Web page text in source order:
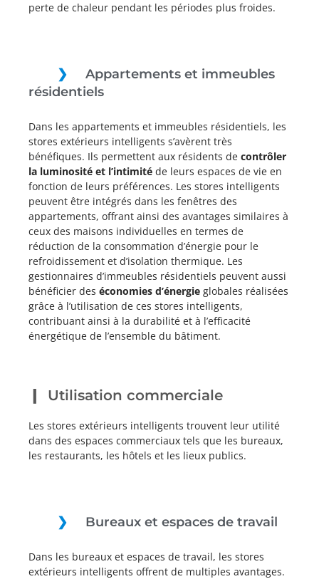
perte de chaleur pendant les périodes plus froides.
Appartements et immeubles
résidentiels
Dans les appartements et immeubles résidentiels, les
stores extérieurs intelligents s’avèrent très
bénéfiques. Ils permettent aux résidents de contrôler
la luminosité et l’intimité de leurs espaces de vie en
fonction de leurs préférences. Les stores intelligents
peuvent être intégrés dans les fenêtres des
appartements, offrant ainsi des avantages similaires à
ceux des maisons individuelles en termes de
réduction de la consommation d’énergie pour le
refroidissement et d’isolation thermique. Les
gestionnaires d’immeubles résidentiels peuvent aussi
bénéficier des économies d’énergie globales réalisées
grâce à l’utilisation de ces stores intelligents,
contribuant ainsi à la durabilité et à l’efficacité
énergétique de l’ensemble du bâtiment.
Utilisation commerciale
Les stores extérieurs intelligents trouvent leur utilité
dans des espaces commerciaux tels que les bureaux,
les restaurants, les hôtels et les lieux publics.
Bureaux et espaces de travail
Dans les bureaux et espaces de travail, les stores
extérieurs intelligents offrent de multiples avantages.